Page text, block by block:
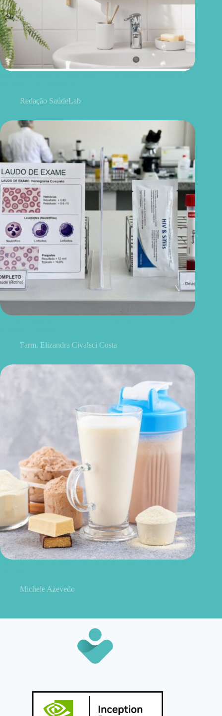
Redação SaúdeLab
Farm. Elizandra Civalsci Costa
Michele Azevedo